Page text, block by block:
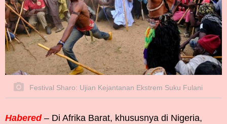
Festival Sharo: Ujian Kejantanan Ekstrem Suku Fulani
Habered– Di Afrika Barat, khususnya di Nigeria,